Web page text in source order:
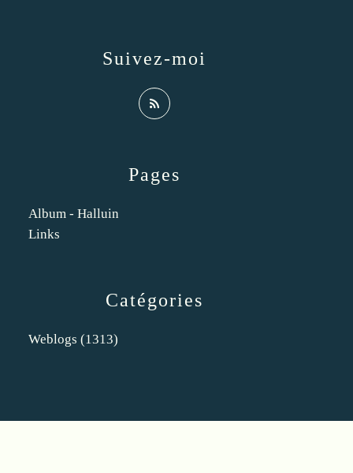
Catégories
Weblogs (1313)
Pages
Album - Halluin
Links
Suivez-moi